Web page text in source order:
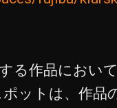
る作品におい
ットは、作品